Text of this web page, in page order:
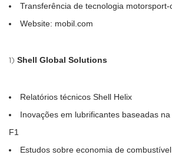
Transferência de tecnologia motorsport-
Website: mobil.com
Shell Global Solutions
Relatórios técnicos Shell Helix
Inovações em lubrificantes baseadas
F1
Estudos sobre economia de